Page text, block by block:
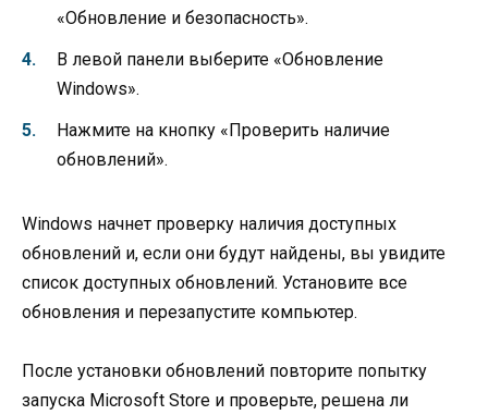
«Обновление и безопасность».
В левой панели выберите «Обновление
Windows».
Нажмите на кнопку «Проверить наличие
обновлений».
Windows начнет проверку наличия доступных
обновлений и, если они будут найдены, вы увидите
список доступных обновлений. Установите все
обновления и перезапустите компьютер.
После установки обновлений повторите попытку
запуска Microsoft Store и проверьте, решена ли